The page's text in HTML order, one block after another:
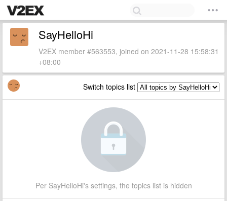
SayHelloHi
V2EX member #563553, joined on 2021-11-28 15:58:31
+08:00
Switch topics list
Per SayHelloHi's settings, the topics list is hidden